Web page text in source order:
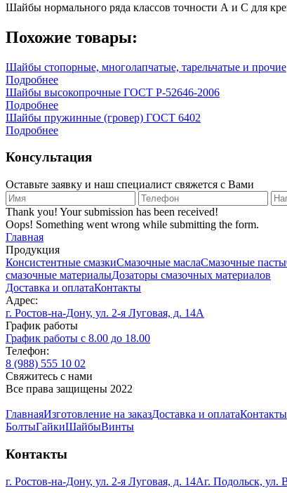
Шайбы нормального ряда классов точности А и С для
Похожие товары:
Шайбы стопорные, многолапчатые, тарельчатые и прочие
Подробнее
Шайбы высокопрочные ГОСТ Р-52646-2006
Подробнее
Шайбы пружинные (гровер) ГОСТ 6402
Подробнее
Консультация
Оставьте заявку и наш специалист свяжется с Вами
Thank you! Your submission has been received!
Oops! Something went wrong while submitting the form.
Главная
Продукция
Консистентные смазкиСмазочные маслаСмазочные пасты
смазочные материалыДозаторы смазочных материалов
Доставка и оплатаКонтакты
Адрес:
г. Ростов-на-Дону, ул. 2-я Луговая, д. 14А
График работы
График работы с 8.00 до 18.00
Телефон:
8 (988) 555 10 02
Cвяжитесь с нами
Все права защищены 2022
ГлавнаяИзготовление на заказДоставка и оплатаКонтакты
БолтыГайкиШайбыВинты
Контакты
г. Ростов-на-Дону, ул. 2-я Луговая, д. 14Аг. Подольск, ул.